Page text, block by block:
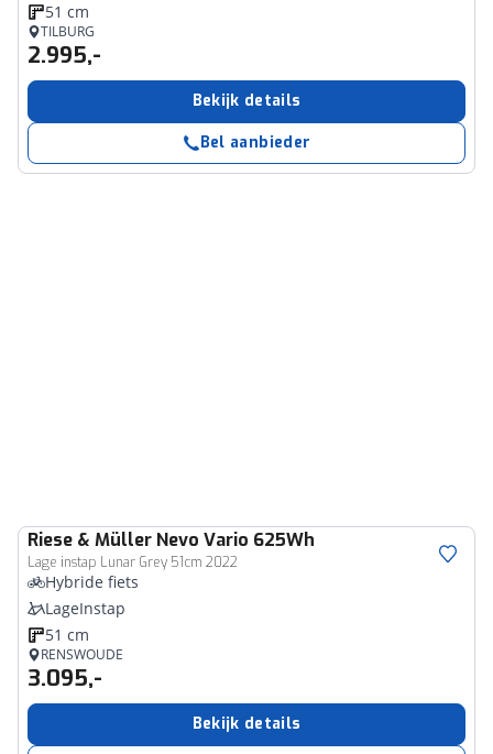
51 cm
TILBURG
2.995,-
Bekijk details
Bel aanbieder
Riese & Müller Nevo Vario 625Wh
Lage instap Lunar Grey 51cm 2022
Hybride fiets
LageInstap
51 cm
RENSWOUDE
3.095,-
Bekijk details